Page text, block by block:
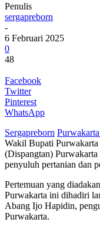
Penulis
sergapreborn
-
6 Februari 2025
0
48
Facebook
Twitter
Pinterest
WhatsApp
Sergapreborn Purwakarta
Wakil Bupati Purwakarta
(Dispangtan) Purwakarta
penyuluh pertanian dan
Pertemuan yang
Purwakarta ini dihadiri
Abang Ijo Hapidin,
Purwakarta.